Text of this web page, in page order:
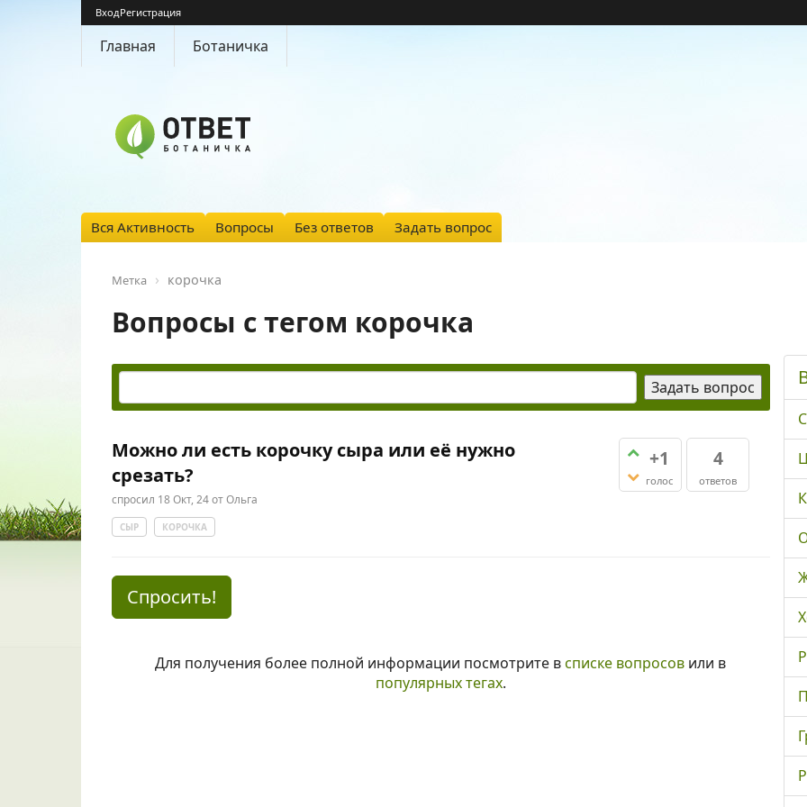
ВходРегистрация
Главная Ботаничка
Вся Активность Вопросы Без ответов Задать вопрос
Метка корочка
Вопросы с тегом корочка
+1
голос
4
ответов
Можно ли есть корочку сыра или её нужно
срезать?
спросил 18 Окт, 24отОльга
СЫР КОРОЧКА
Спросить!
Для получения более полной информации посмотрите всписке вопросов или в
популярных тегах.